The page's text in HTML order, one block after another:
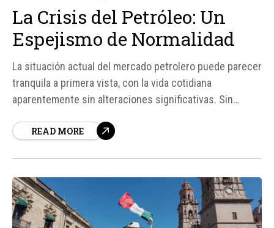
La Crisis del Petróleo: Un
Espejismo de Normalidad
La situación actual del mercado petrolero puede parecer
tranquila a primera vista, con la vida cotidiana
aparentemente sin alteraciones significativas. Sin
energética sin precedentes, calificada por la Agencia
READ MORE